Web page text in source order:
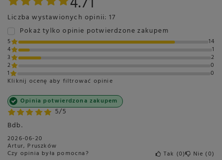
Słodycz
Kwasowość
2/5
Wyczuwalne smaki
Prażone orzechy
Kawa mleczna
Sposób przygotowania
Liczba wystawionych opinii: 17
Pokaż tylko opinie potwierdzone zakupem
5
14
4
1
3
2
2
0
1
0
Kliknij ocenę aby filtrować opinie
5/5
Opinia potwierdzona zakupem
Bdb.
2026-06-20
Artur, Pruszków
Czy opinia była pomocna? Tak 0 Nie 0